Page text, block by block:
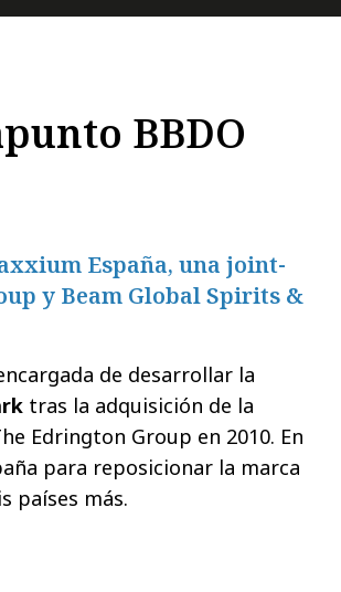
BBDO
España, una joint-
y Beam Global Spirits &
de desarrollar la
tras la adquisición de la
Edrington Group en 2010. En
para reposicionar la marca
países más.